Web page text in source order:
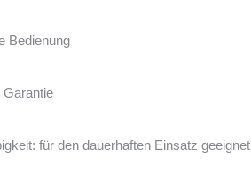
Bedienung
Garantie
für den dauerhaften Einsatz geeignet